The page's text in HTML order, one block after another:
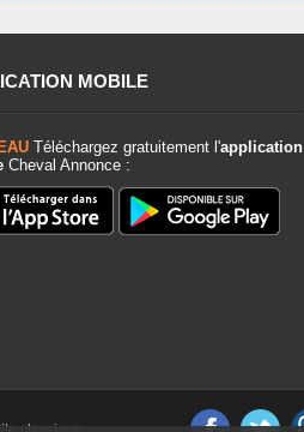
MOBILE
Téléchargez gratuitement l'application
Cheval Annonce :